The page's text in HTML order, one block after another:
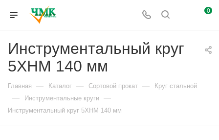
0
Инструментальный круг
5ХНМ 140 мм
Главная — Каталог — Сортовой прокат — Круг стальной
— Инструментальные круги —
Инструментальный круг 5ХНМ 140 мм